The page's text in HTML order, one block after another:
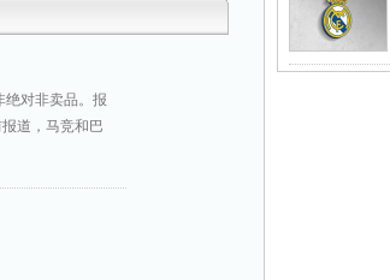
绝对非卖品。报
道，马竞和巴